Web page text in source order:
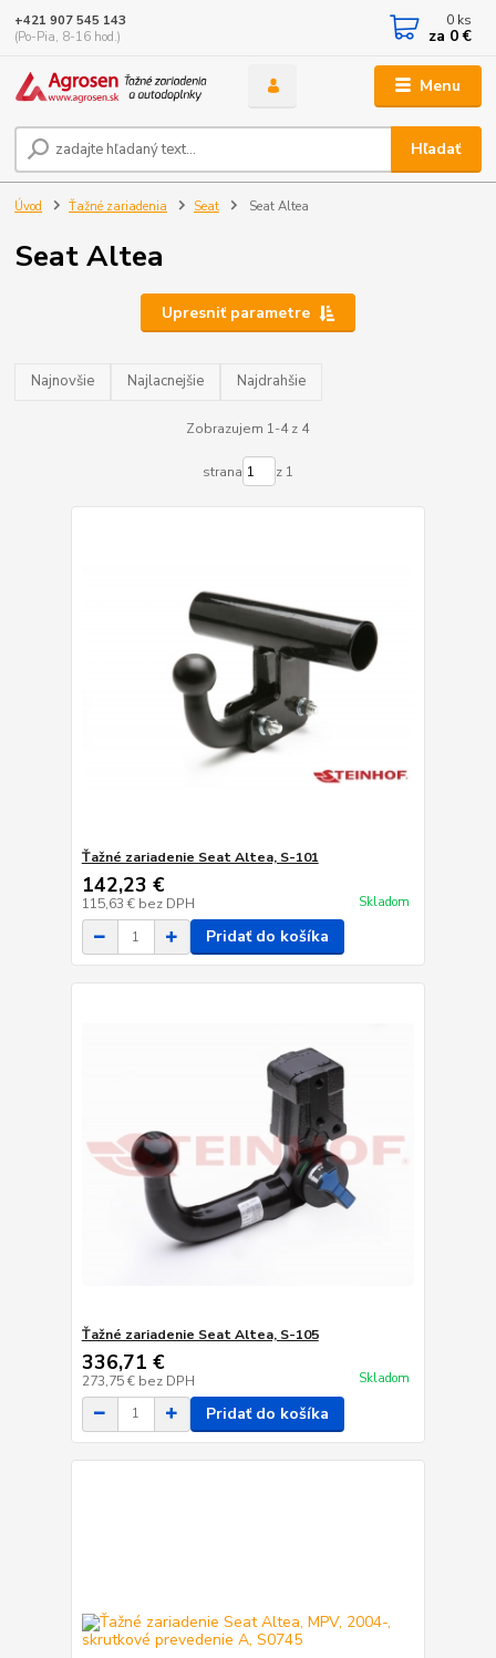
Menu
Hľadať
+421 907 545 143
(Po-Pia, 8-16 hod.)
0 ks
za 0 €
Úvod Ťažné zariadenia Seat Seat Altea
Seat Altea
Upresniť parametre
Najnovšie Najlacnejšie Najdrahšie
Zobrazujem 1-4 z 4
strana z 1
Ťažné zariadenie Seat Altea, S-101
142,23 €
115,63 € bez DPH Skladom
Pridať do košíka
Ťažné zariadenie Seat Altea, S-105
336,71 €
273,75 € bez DPH Skladom
Pridať do košíka